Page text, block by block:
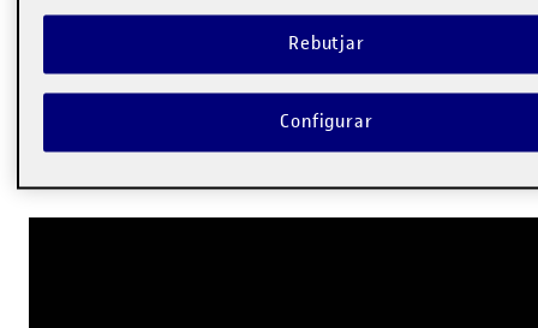
professora col·laboradora de la UOC.
Drets humans i equitat de gènere a
Amèrica Llatina
Rebutjar
Configurar